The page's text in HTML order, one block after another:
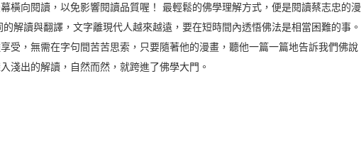
橫向閱讀，以免影響閱讀品質喔！ 最輕鬆的佛學理解方式，便是閱讀蔡志忠的漫
解讀與翻譯，文字離現代人越來越遠，要在短時間內透悟佛法是相當困難的事。
受，無需在字句間苦苦思索，只要隨著他的漫畫，聽他一篇一篇地告訴我們佛說
淺出的解讀，自然而然，就跨進了佛學大門。